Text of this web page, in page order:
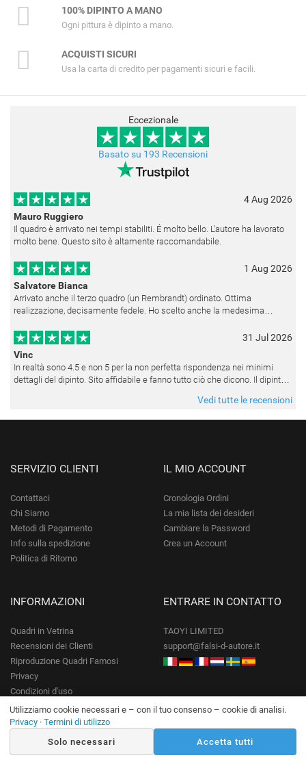
100% DIPINTO A MANO
Ogni pittura è dipinto a mano.
ACQUISTI SICURI
Usa la carta di credito per pagamenti sicuri e facili.
Eccezionale
Basato su 193 Recensioni
4 Aug 2026
Mauro Ruggiero
Il quadro è arrivato nei tempi stabiliti. É molto bello. L'autore ha lavorato
molto bene. Questo sito è altamente raccomandabile.
1 Aug 2026
Salvatore Bianca
Arrivato anche il terzo quadro (un Rembrandt) ordinato. Ottima
realizzazione, decisamente fedele. Ho scelto anche la medesima
appesi
31 Jul 2026
Vinc
In realtà sono 4.5 e non 5 per la non perfetta rispondenza nei minimi
dettagli del dipinto. Sito affidabile e fanno tutto ciò che dicono. Il dipinto,
Vedi tutte le recensioni
SERVIZIO CLIENTI
Contattaci
Chi Siamo
Metodi di Pagamento
Info sulla spedizione
Politica di Ritorno
IL MIO ACCOUNT
Cronologia Ordini
La mia lista dei desideri
Cambiare la Password
Crea un Account
INFORMAZIONI
Quadri in Vetrina
Recensioni dei Clienti
Riproduzione Quadri Famosi
Privacy
Condizioni d'uso
ENTRARE IN CONTATTO
TAOYI LIMITED
support@falsi-d-autore.it
ISCRIVITI ALLA NOSTRA NEWSLETTER
Utilizziamo cookie necessari e – con il tuo consenso – cookie di analisi.
Privacy · Termini di utilizzo
Solo necessari
Accetta tutti